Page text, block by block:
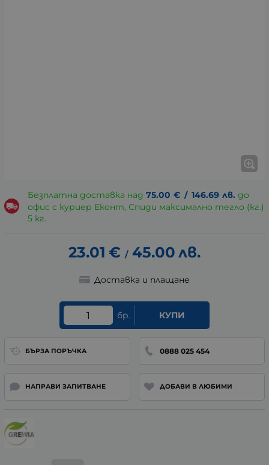
Безплатна доставка над 75.00 € / 146.69 лв. до
офис с куриер Еконт, Спиди максимално тегло (кг.)
5 кг.
23.01 € / 45.00 лв.
Доставка и плащане
бр. КУПИ
БЪРЗА ПОРЪЧКА 0888 025 454
НАПРАВИ ЗАПИТВАНЕ ДОБАВИ В ЛЮБИМИ